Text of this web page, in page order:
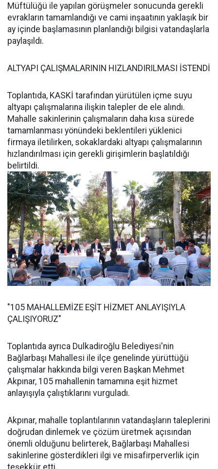
Müftülüğü ile yapılan görüşmeler sonucunda gerekli
evrakların tamamlandığı ve cami inşaatının yaklaşık bir
ay içinde başlamasının planlandığı bilgisi vatandaşlarla
paylaşıldı.
ALTYAPI ÇALIŞMALARININ HIZLANDIRILMASI İSTENDİ
Toplantıda, KASKİ tarafından yürütülen içme suyu
altyapı çalışmalarına ilişkin talepler de ele alındı.
Mahalle sakinlerinin çalışmaların daha kısa sürede
tamamlanması yönündeki beklentileri yüklenici
firmaya iletilirken, sokaklardaki altyapı çalışmalarının
hızlandırılması için gerekli girişimlerin başlatıldığı
belirtildi.
"105 MAHALLEMİZE EŞİT HİZMET ANLAYIŞIYLA
ÇALIŞIYORUZ"
Toplantıda ayrıca Dulkadiroğlu Belediyesi'nin
Bağlarbaşı Mahallesi ile ilçe genelinde yürüttüğü
çalışmalar hakkında bilgi veren Başkan Mehmet
Akpınar, 105 mahallenin tamamına eşit hizmet
anlayışıyla çalıştıklarını vurguladı.
Akpınar, mahalle toplantılarının vatandaşların taleplerini
doğrudan dinlemek ve çözüm üretmek açısından
önemli olduğunu belirterek, Bağlarbaşı Mahallesi
sakinlerine gösterdikleri ilgi ve misafirperverlik için